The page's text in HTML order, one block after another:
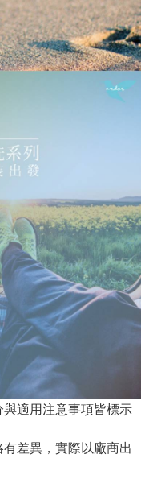
適用注意事項皆標示
差異，實際以廠商出